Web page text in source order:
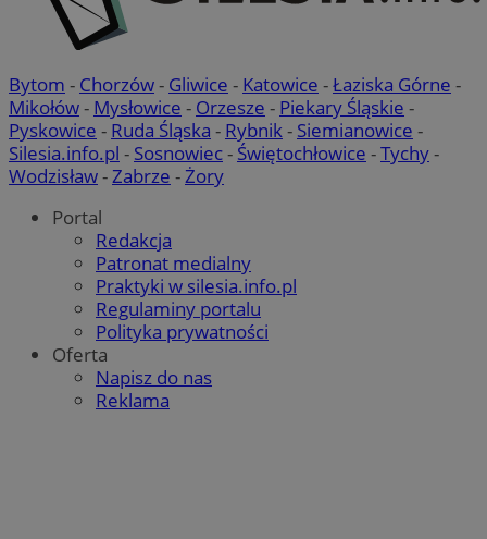
Bytom - Chorzów- Gliwice - Katowice -Łaziska Górne -
Mikołów- Mysłowice - Orzesze - Piekary Śląskie -
Pyskowice - Ruda Śląska - Rybnik- Siemianowice -
Silesia.info.pl - Sosnowiec- Świętochłowice -Tychy-
Wodzisław-Zabrze -Żory
Portal
Redakcja
Patronat medialny
Praktyki w silesia.info.pl
Regulaminy portalu
Polityka prywatności
Oferta
Napisz do nas
Reklama